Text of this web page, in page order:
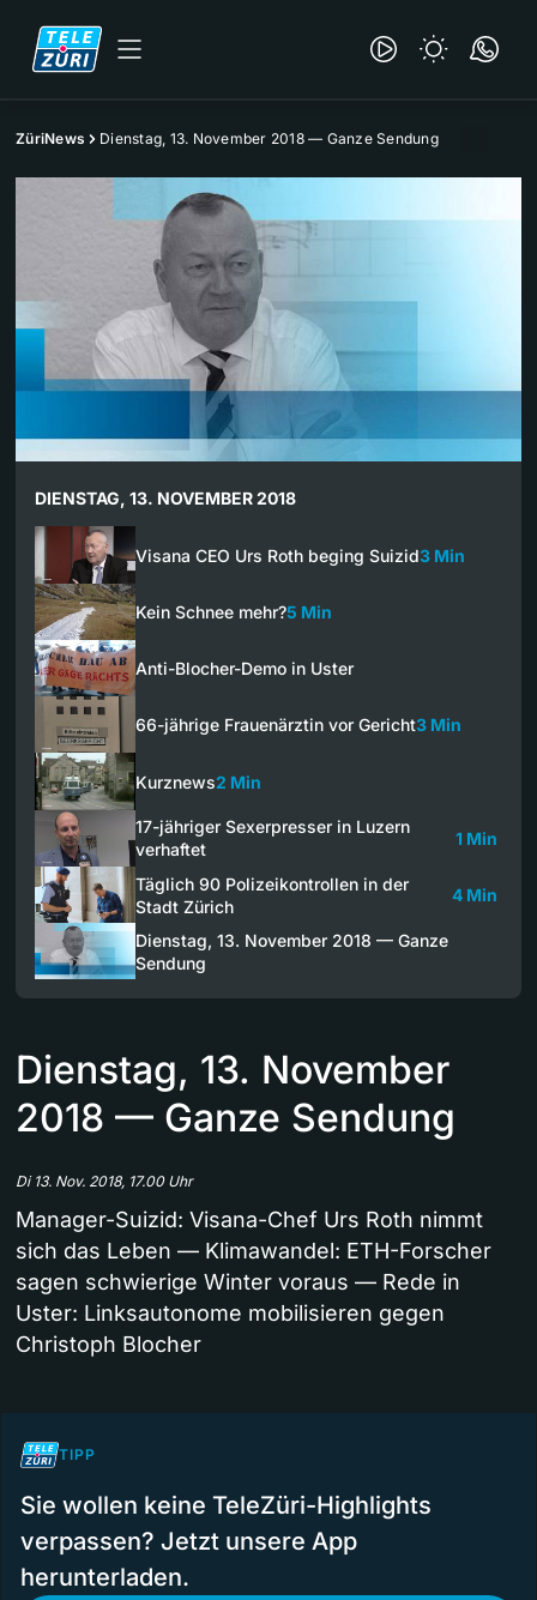
ZüriNews Dienstag, 13. November 2018 — Ganze Sendung
DIENSTAG, 13. NOVEMBER 2018
Visana CEO Urs Roth beging Suizid3 Min
Kein Schnee mehr?5 Min
Anti-Blocher-Demo in Uster
66-jährige Frauenärztin vor Gericht3 Min
Kurznews2 Min
17-jähriger Sexerpresser in Luzern
verhaftet
1 Min
Täglich 90 Polizeikontrollen in der
Stadt Zürich
4 Min
Dienstag, 13. November 2018 — Ganze
Sendung
Dienstag, 13. November
2018 — Ganze Sendung
Di 13. Nov. 2018, 17.00 Uhr
Manager-Suizid: Visana-Chef Urs Roth nimmt
sich das Leben — Klimawandel: ETH-Forscher
sagen schwierige Winter voraus — Rede in
Uster: Linksautonome mobilisieren gegen
Christoph Blocher
TIPP
Sie wollen keine TeleZüri-Highlights
verpassen? Jetzt unsere App
herunterladen.